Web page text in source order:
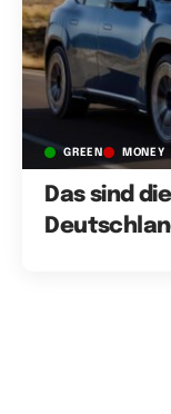
GREEN MONEY
Das sind